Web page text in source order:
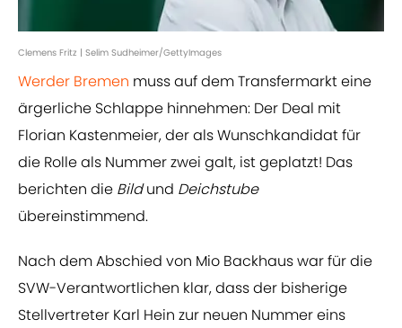
Clemens Fritz | Selim Sudheimer/GettyImages
Werder Bremen muss auf dem Transfermarkt eine
ärgerliche Schlappe hinnehmen: Der Deal mit
Florian Kastenmeier, der als Wunschkandidat für
die Rolle als Nummer zwei galt, ist geplatzt! Das
berichten die Bildund Deichstube
übereinstimmend.
Nach dem Abschied von Mio Backhaus war für die
SVW-Verantwortlichen klar, dass der bisherige
Stellvertreter Karl Hein zur neuen Nummer eins